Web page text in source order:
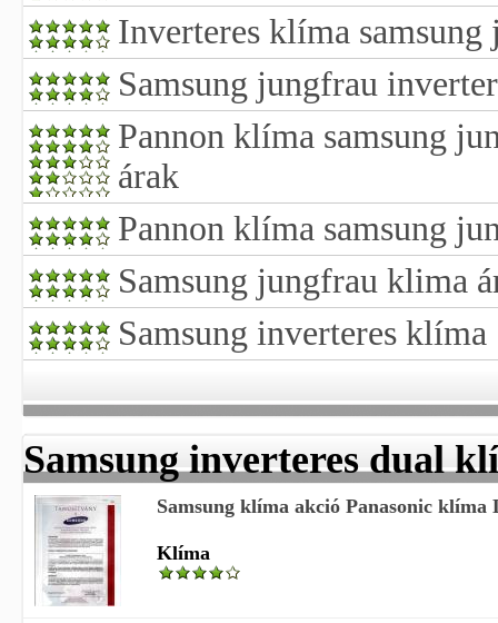
Inverteres klíma
Samsung jungfrau
Pannon klíma samsung
árak
Pannon klíma samsung
Samsung jungfrau klima
Samsung inverteres klíma
Samsung inverteres dual
Samsung klíma akció Panasonic
Klíma